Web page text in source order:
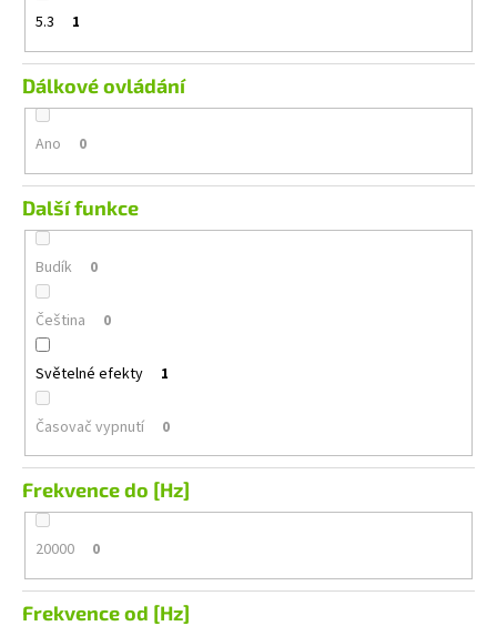
5.3 1
Dálkové ovládání
Ano 0
Další funkce
Budík 0
Čeština 0
Světelné efekty 1
Časovač vypnutí 0
Frekvence do [Hz]
20000 0
Frekvence od [Hz]